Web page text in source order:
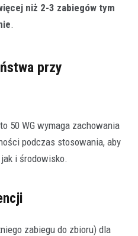
niż 2-3 zabiegów tym
.
przy
50 WG wymaga zachowania
podczas stosowania, aby
i środowisko.
zabiegu do zbioru) dla